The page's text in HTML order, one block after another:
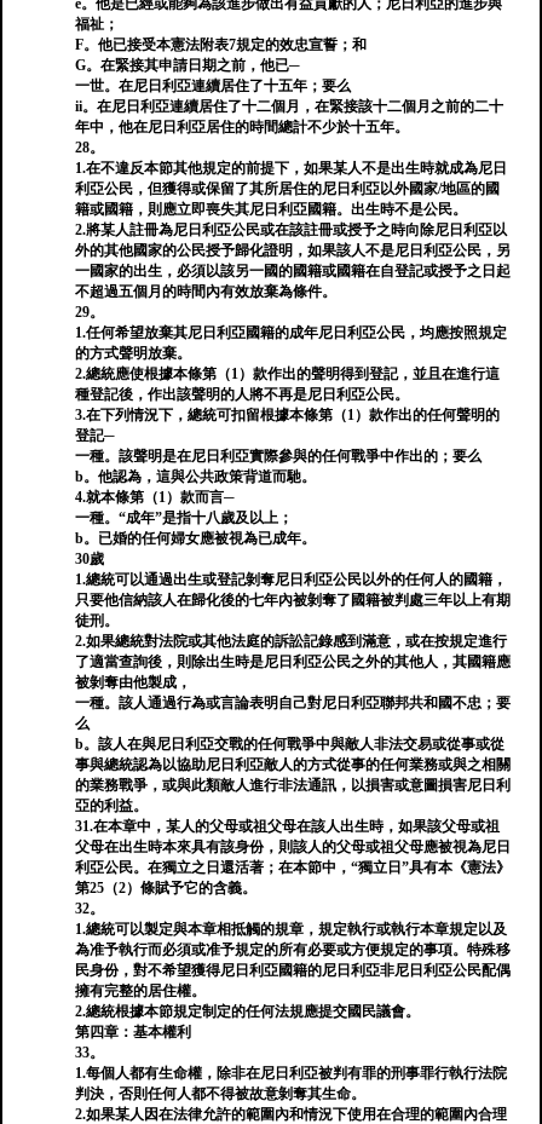
e。他是已經或能夠為該進步做出有益貢獻的人；尼日利亞的進步與
福祉；
F。他已接受本憲法附表7規定的效忠宣誓；和
G。在緊接其申請日期之前，他已─
一世。在尼日利亞連續居住了十五年；要么
ii。在尼日利亞連續居住了十二個月，在緊接該十二個月之前的二十
年中，他在尼日利亞居住的時間總計不少於十五年。
28。
1.在不違反本節其他規定的前提下，如果某人不是出生時就成為尼日
利亞公民，但獲得或保留了其所居住的尼日利亞以外國家/地區的國
籍或國籍，則應立即喪失其尼日利亞國籍。出生時不是公民。
2.將某人註冊為尼日利亞公民或在該註冊或授予之時向除尼日利亞以
外的其他國家的公民授予歸化證明，如果該人不是尼日利亞公民，另
一國家的出生，必須以該另一國的國籍或國籍在自登記或授予之日起
不超過五個月的時間內有效放棄為條件。
29。
1.任何希望放棄其尼日利亞國籍的成年尼日利亞公民，均應按照規定
的方式聲明放棄。
2.總統應使根據本條第（1）款作出的聲明得到登記，並且在進行這
種登記後，作出該聲明的人將不再是尼日利亞公民。
3.在下列情況下，總統可扣留根據本條第（1）款作出的任何聲明的
登記─
一種。該聲明是在尼日利亞實際參與的任何戰爭中作出的；要么
b。他認為，這與公共政策背道而馳。
4.就本條第（1）款而言─
一種。“成年”是指十八歲及以上；
b。已婚的任何婦女應被視為已成年。
30歲
1.總統可以通過出生或登記剝奪尼日利亞公民以外的任何人的國籍，
只要他信納該人在歸化後的七年內被剝奪了國籍被判處三年以上有期
徒刑。
2.如果總統對法院或其他法庭的訴訟記錄感到滿意，或在按規定進行
了適當查詢後，則除出生時是尼日利亞公民之外的其他人，其國籍應
被剝奪由他製成，
一種。該人通過行為或言論表明自己對尼日利亞聯邦共和國不忠；要
么
b。該人在與尼日利亞交戰的任何戰爭中與敵人非法交易或從事或從
事與總統認為以協助尼日利亞敵人的方式從事的任何業務或與之相關
的業務戰爭，或與此類敵人進行非法通訊，以損害或意圖損害尼日利
亞的利益。
31.在本章中，某人的父母或祖父母在該人出生時，如果該父母或祖
父母在出生時本來具有該身份，則該人的父母或祖父母應被視為尼日
利亞公民。在獨立之日還活著；在本節中，“獨立日”具有本《憲法》
第25（2）條賦予它的含義。
32。
1.總統可以製定與本章相抵觸的規章，規定執行或執行本章規定以及
為准予執行而必須或准予規定的所有必要或方便規定的事項。特殊移
民身份，對不希望獲得尼日利亞國籍的尼日利亞非尼日利亞公民配偶
擁有完整的居住權。
2.總統根據本節規定制定的任何法規應提交國民議會。
第四章：基本權利
33。
1.每個人都有生命權，除非在尼日利亞被判有罪的刑事罪行執行法院
判決，否則任何人都不得被故意剝奪其生命。
2.如果某人因在法律允許的範圍內和情況下使用在合理的範圍內合理